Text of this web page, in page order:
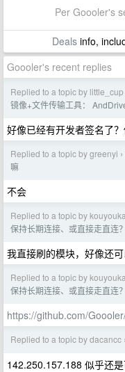
Per Goooler's
Dealsinfo,
Goooler's recent replies
Replied to a topic by little_cup
镜像+文件传输工具：
好像已经有开发者签名了
Replied to a topic by greenyi ›
嘛
不会
Replied to a topic by
保持长期连接、或直接走直连？
我直接刷的模块，好像还
Replied to a topic by
保持长期连接、或直接走直连？
https://github.com/
Replied to a topic by dacancc ›
142.250.157.188 似乎还